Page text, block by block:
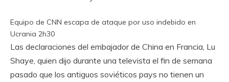
Equipo de CNN escapa de ataque por uso indebido en
Ucrania 2h30
Las declaraciones del embajador de China en Francia, Lu
Shaye, quien dijo durante una televista el fin de semana
pasado que los antiguos soviéticos pays no tienen un